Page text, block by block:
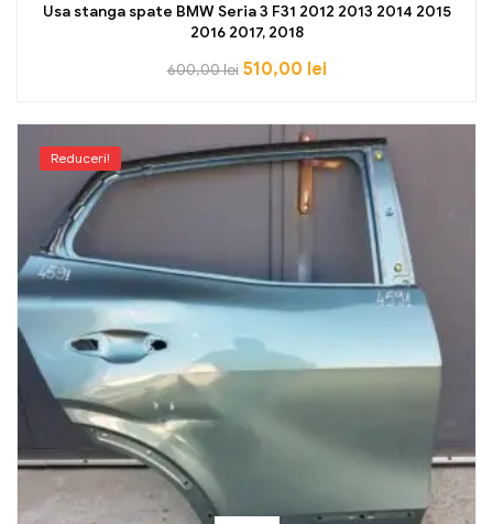
Usa stanga spate BMW Seria 3 F31 2012 2013 2014 2015
2016 2017, 2018
600,00lei 510,00 lei
Reduceri!